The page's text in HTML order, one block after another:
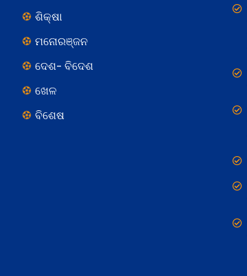
ଶିକ୍ଷା
ମନୋରଞ୍ଜନ
ଦେଶ- ବିଦେଶ
ଖେଳ
ବିଶେଷ